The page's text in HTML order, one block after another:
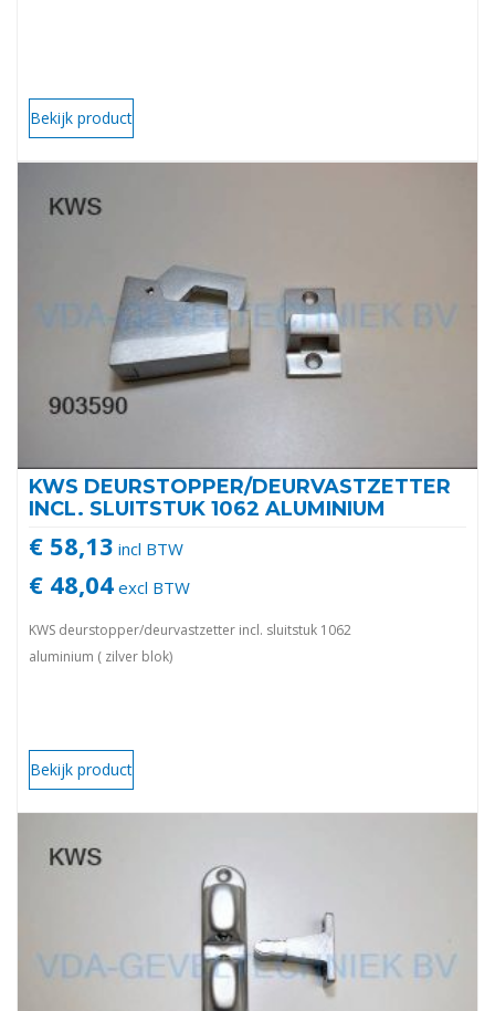
Bekijk product
KWS DEURSTOPPER/DEURVASTZETTER
INCL. SLUITSTUK 1062 ALUMINIUM
€ 58,13 incl BTW
€ 48,04 excl BTW
KWS deurstopper/deurvastzetter incl. sluitstuk 1062
aluminium ( zilver blok)
Bekijk product